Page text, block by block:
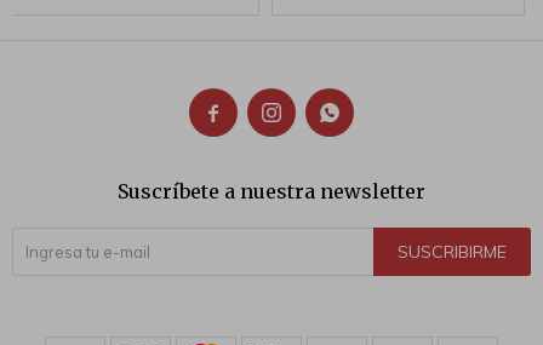
  
Suscríbete a nuestra newsletter
SUSCRIBIRME